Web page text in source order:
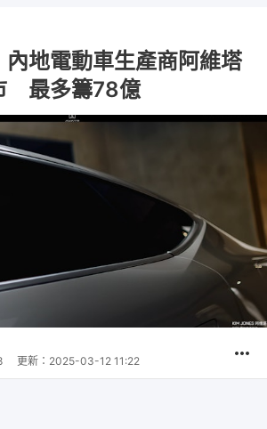
地電動車生產商阿維塔
最多籌78億
更新： 2025-03-12 11:22